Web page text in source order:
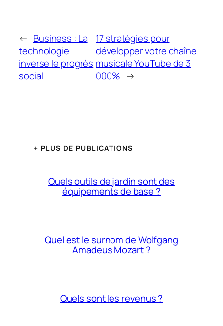
← Business : La
technologie
inverse le progrès
social
17 stratégies pour
développer votre chaîne
musicale YouTube de 3
000% →
+ PLUS DE PUBLICATIONS
Quels outils de jardin sont des
équipements de base ?
Quel est le surnom de Wolfgang
Amadeus Mozart ?
Quels sont les revenus ?